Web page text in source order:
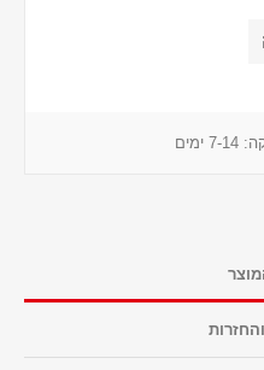
7-14 ימים